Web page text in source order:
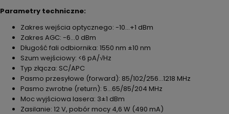
Parametry techniczne:
Zakres wejścia optycznego: -10…+1 dBm
Zakres AGC: -6…0 dBm
Długość fali odbiornika: 1550 nm ±10 nm
Szum wejściowy: <6 pA/√Hz
Typ złącza: SC/APC
Pasmo przesyłowe (forward): 85/102/256…1218 MHz
Pasmo zwrotne (return): 5…65/85/204 MHz
Moc wyjściowa lasera: 3±1 dBm
Zasilanie: 12 V, pobór mocy 4,6 W (490 mA)